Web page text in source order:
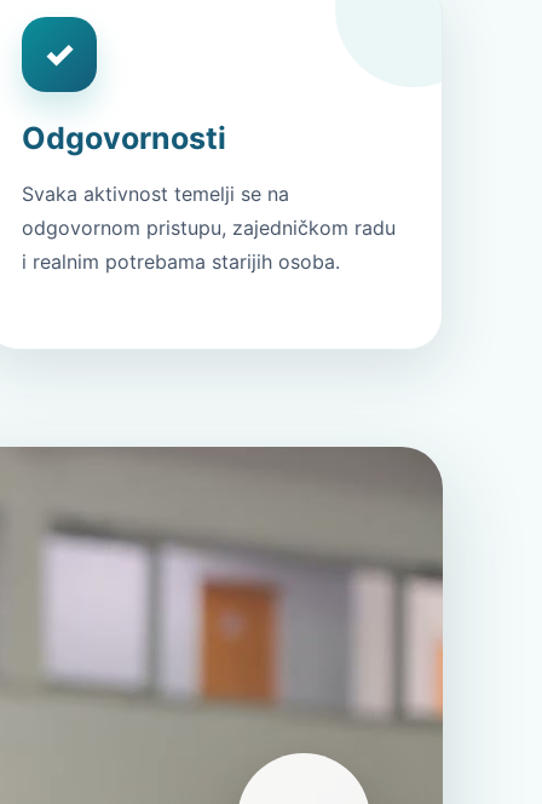
✓
Odgovornosti
Svaka aktivnost temelji se na
odgovornom pristupu, zajedničkom radu
i realnim potrebama starijih osoba.